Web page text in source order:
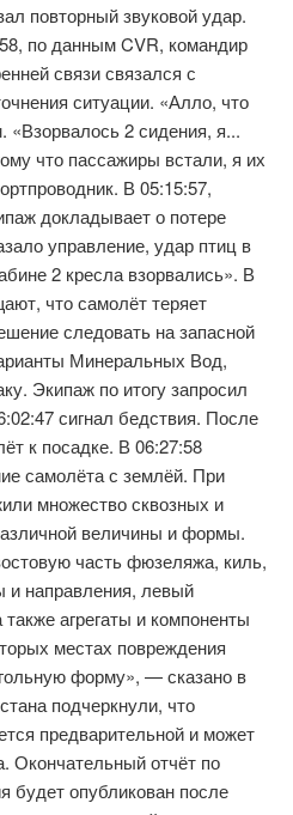
повторный звуковой удар.
по данным CVR, командир
связи связался с
ситуации. «Алло, что
2 сидения, я...
что пассажиры встали, я их
В 05:15:57,
докладывает о потере
управление, удар птиц в
2 кресла взорвались». В
что самолёт теряет
следовать на запасной
Минеральных Вод,
Экипаж по итогу запросил
сигнал бедствия. После
к посадке. В 06:27:58
самолёта с землёй. При
множество сквозных и
величины и формы.
часть фюзеляжа, киль,
и направления, левый
агрегаты и компоненты
местах повреждения
форму», — сказано в
подчеркнули, что
предварительной и может
Окончательный отчёт по
будет опубликован после